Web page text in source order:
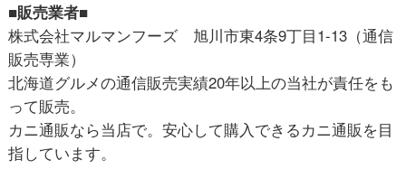
■販売業者■
株式会社マルマンフーズ 旭川市東4条9丁目1-13（通信
販売専業）
北海道グルメの通信販売実績20年以上の当社が責任をも
って販売。
カニ通販なら当店で。安心して購入できるカニ通販を目
指しています。